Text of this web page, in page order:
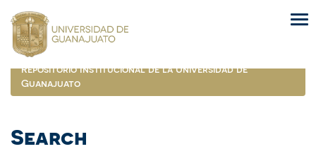
navigation
Repositorio Institucional de la Universidad de
Guanajuato
Search